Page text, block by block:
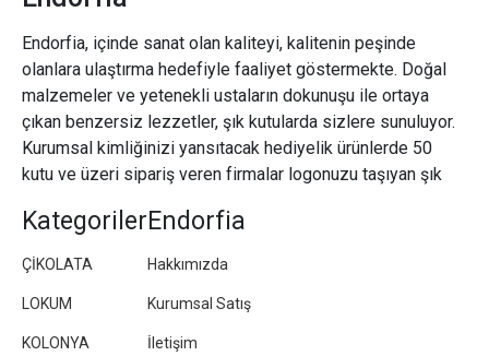
Endorfia, içinde sanat olan kaliteyi, kalitenin peşinde
olanlara ulaştırma hedefiyle faaliyet göstermekte. Doğal
malzemeler ve yetenekli ustaların dokunuşu ile ortaya
çıkan benzersiz lezzetler, şık kutularda sizlere sunuluyor.
Kurumsal kimliğinizi yansıtacak hediyelik ürünlerde 50
kutu ve üzeri sipariş veren firmalar logonuzu taşıyan şık
Kategoriler
ÇİKOLATA
LOKUM
KOLONYA
Endorfia
Hakkımızda
Kurumsal Satış
İletişim